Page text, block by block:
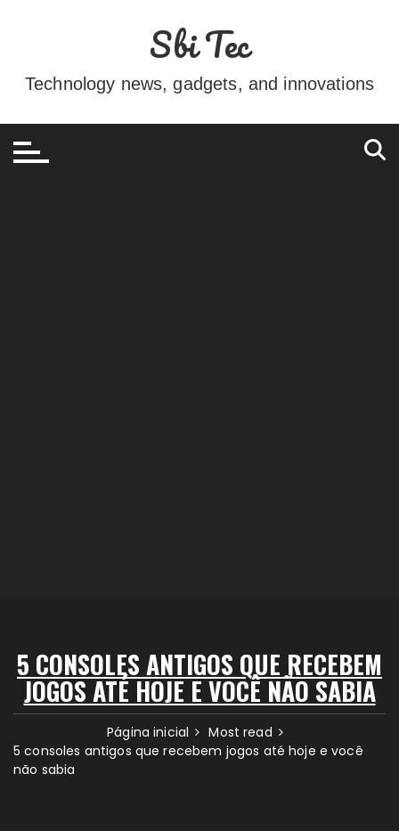
conteúdo
Sbi Tec
Technology news, gadgets, and innovations
5 CONSOLES ANTIGOS QUE RECEBEM
JOGOS ATÉ HOJE E VOCÊ NÃO SABIA
Página inicial
Most read
5 consoles antigos que recebem jogos até hoje e você
não sabia